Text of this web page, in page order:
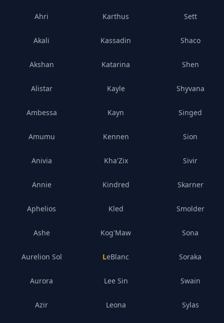
Ahri
Akali
Akshan
Alistar
Ambessa
Amumu
Anivia
Annie
Aphelios
Ashe
Aurelion Sol
Aurora
Azir
Karthus
Kassadin
Katarina
Kayle
Kayn
Kennen
Kha'Zix
Kindred
Kled
Kog'Maw
LeBlanc
Lee Sin
Leona
Sett
Shaco
Shen
Shyvana
Singed
Sion
Sivir
Skarner
Smolder
Sona
Soraka
Swain
Sylas